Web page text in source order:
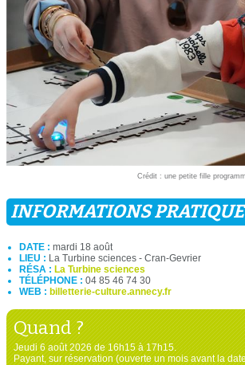
Crédit : une petite fille
INFORMATIONS
DATE : mardi 18 août
LIEU : La Turbine sciences - Cran-Gevrier
RÉSA : La Turbine sciences
TÉLÉPHONE : 04 85 46 74 30
WEB : billetterie-culture.annecy.fr
Quand ?
Jeudi 6 août 2026 de 16h15 à 17h15.
Payant, sur réservation (ouverte un mois avant la